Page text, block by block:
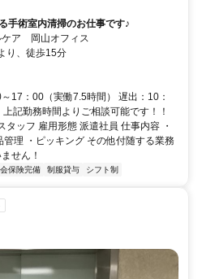
手術室内清掃のお仕事です♪
ケア 岡山オフィス
り、徒歩15分
17：00（実働7.5時間） 遅出：10：
記勤務時間よりご相談可能です！！
ッフ 雇用形態 派遣社員 仕事内容 ・
理 ・ピッキング その他付随する業務
せん！
保険完備 制服貸与 シフト制